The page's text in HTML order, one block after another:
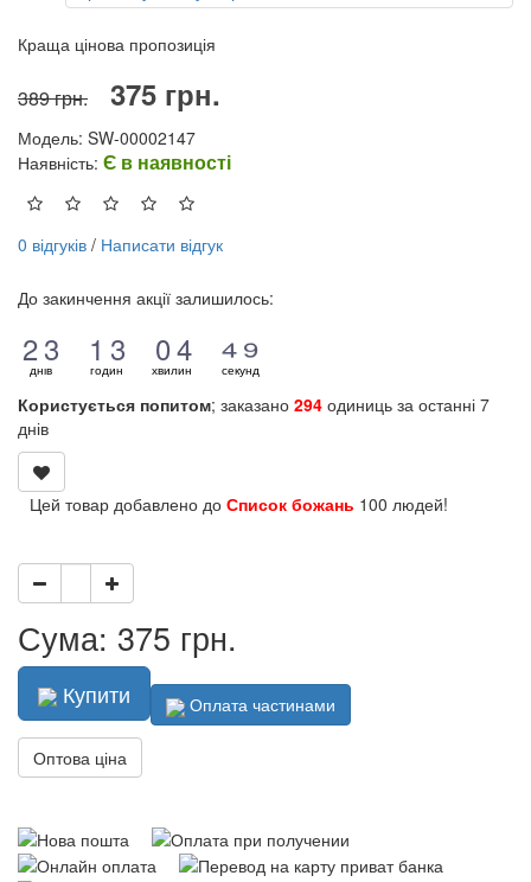
Краща цінова пропозиція
389 грн. 375 грн.
Модель: SW-00002147
Наявність: Є в наявності
0 відгуків / Написати відгук
До закинчення акції залишилось:
днів
1
1
2
22
2
3
3
годин
1
1
1
1 2
2
3
3
хвилин
9
9
0
05
5
4
4
секунд
5
5
4
49
9
8
Користується попитом; заказано 294 одиниць за останні 7
днів
Цей товар добавлено до Список божань 100 людей!
Сума: 375 грн.
Купити Оплата частинами
Оптова ціна